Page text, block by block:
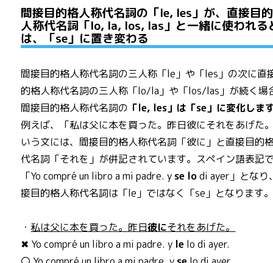
間接目的格人称代名詞の「le, les」が、直接目
人称代名詞「lo, la, los, las」と一緒に使われる
は、「se」に置き変わる
間接目的格人称代名詞の三人称「le」や「les」の次に直
的格人称代名詞の三人称「lo/la」や「los/las」が続く場
間接目的格人称代名詞の 「le, les」は「se」に変化しま
例えば、「私は父に本を買った。昨日彼にそれをあげた
いう文には、間接目的格人称代名詞「彼に」と直接目的
代名詞「それを」が併記されています。スペイン語表記
「Yo compré un libro a mi padre. yse lodi ayer」となり
接目的格人称代名詞は「le」ではなく「se」となります
・ 私は父に本を買った。昨日彼にそれをあげた。
✖ Yo compré un libro a mi padre. y le lo di ayer.